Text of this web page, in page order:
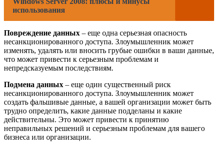
использования
Повреждение данных – еще одна серьезная опасность
несанкционированного доступа. Злоумышленник может
изменять, удалять или вносить грубые ошибки в ваши данные,
что может привести к серьезным проблемам и
непредсказуемым последствиям.
Подмена данных – еще один существенный риск
несанкционированного доступа. Злоумышленник может
создать фальшивые данные, а вашей организации может быть
трудно определить, какие данные подделаны и какие
действительны. Это может привести к принятию
неправильных решений и серьезным проблемам для вашего
бизнеса или организации.